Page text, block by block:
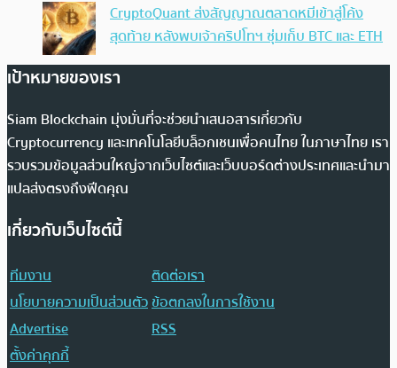
CryptoQuant ส่งสัญญาณตลาดหมีเข้าสู่โค้ง
สุดท้าย หลังพบเจ้าคริปโทฯ ซุ่มเก็บ BTC และ ETH
เป้าหมายของเรา
Siam Blockchain มุ่งมั่นที่จะช่วยนำเสนอสารเกี่ยวกับ
Cryptocurrency และเทคโนโลยีบล็อกเชนเพื่อคนไทย ในภาษาไทย เรา
รวบรวมข้อมูลส่วนใหญ่จากเว็บไซต์และเว็บบอร์ดต่างประเทศและนำมา
แปลส่งตรงถึงฟีดคุณ
เกี่ยวกับเว็บไซต์นี้
ทีมงาน
ติดต่อเรา
นโยบายความเป็นส่วนตัวข้อตกลงในการใช้งาน
Advertise
RSS
ตั้งค่าคุกกี้